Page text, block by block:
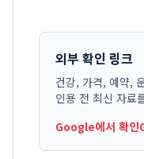
외부 확인 링크
건강, 가격, 예약,
인용 전 최신 자료
Google에서 확인